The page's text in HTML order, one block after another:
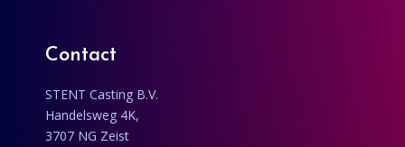
Contact
STENT Casting B.V.
Handelsweg 4K,
3707 NG Zeist